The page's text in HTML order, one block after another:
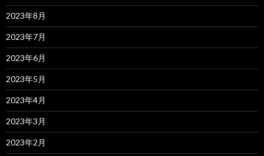
2023年8月
2023年7月
2023年6月
2023年5月
2023年4月
2023年3月
2023年2月